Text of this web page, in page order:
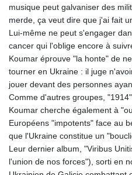
musique peut galvaniser des
merde, ça veut dire que j'ai fait
Lui-même ne peut s'engager
cancer qui l'oblige encore à
Koumar éprouve "la honte" de
tourner en Ukraine : il juge
jouer devant des personnes
Comme d'autres groupes,
Koumar cherche également à
Européens "impotents" face au
que l'Ukraine constitue un
Leur dernier album, "Viribus
l'union de nos forces"), sorti en